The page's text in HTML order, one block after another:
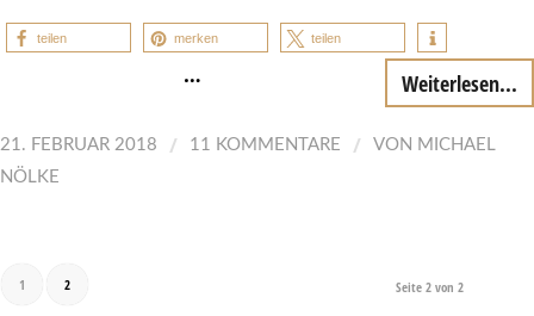
teilen merken teilen
… Weiterlesen...
21. FEBRUAR 2018 / 11 KOMMENTARE / VON MICHAEL
NÖLKE
Seite 2 von 2
1 2